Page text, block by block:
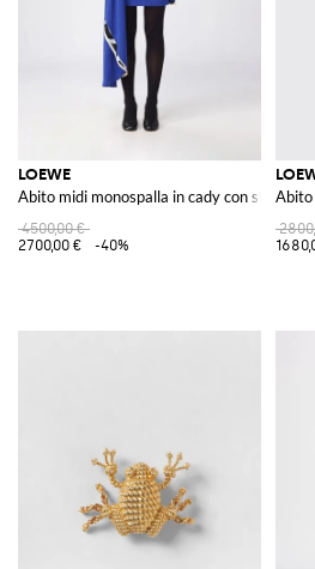
LOEWE
Abito midi monospalla in cady con stampa
4500,00 €
2700,00 €
-40%
Abito